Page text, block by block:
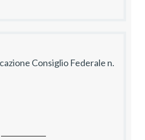
Consiglio Federale n.